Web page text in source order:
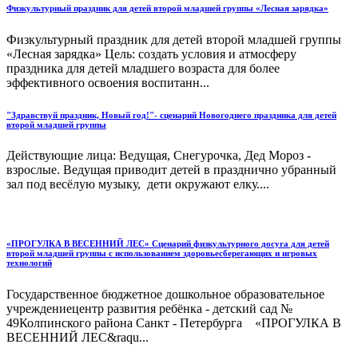
Физкультурный праздник для детей второй младшей группы «Лесная зарядка»
Физкультурный праздник для детей второй младшей группы
«Лесная зарядка» Цель: создать условия и атмосферу
праздника для детей младшего возраста для более
эффективного освоения воспитанн...
"Здравствуй праздник, Новый год!"- сценарий Новогоднего праздника для детей
второй младшей группы
Действующие лица: Веду­щая, Снегурочка, Дед Мороз -
взрослые. Ведущая приводит детей в празднично убранный
зал под весёлую музыку, дети окружа­ют елку....
«ПРОГУЛКА В ВЕСЕННИЙ ЛЕС» Сценарий физкультурного досуга для детей
второй младшей группы с использованием здоровьесберегающих и игровых
технологий
Государственное бюджетное дошкольное образовательное
учреждениецентр развития ребёнка - детский сад №
49Колпинского района Санкт - Петербурга «ПРОГУЛКА В
ВЕСЕННИЙ ЛЕС&raqu...